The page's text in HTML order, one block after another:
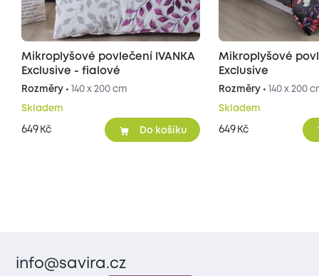
Mikroplyšové povlečení IVANKA
Exclusive - fialové
Rozměry • 140 x 200 cm
Skladem
649 Kč Do košíku
Mikroplyšové
Exclusive
Rozměry • 140 x 200
Skladem
649 Kč
info@savira.cz